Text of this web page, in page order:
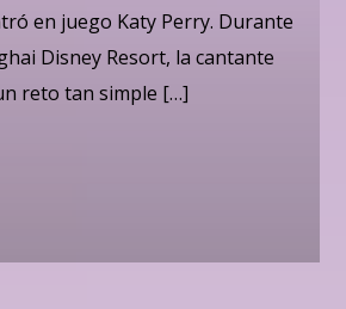
en juego Katy Perry. Durante
Disney Resort, la cantante
reto tan simple […]